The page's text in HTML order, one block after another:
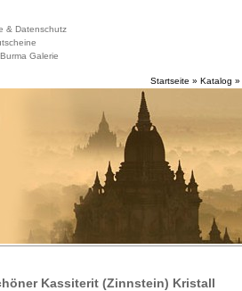
& Datenschutz
Burma Galerie
Startseite » Katalog »
Kassiterit (Zinnstein) Kristall